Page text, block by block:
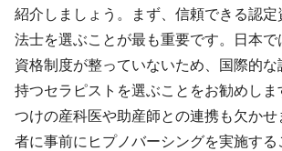
紹介しましょう。まず、信頼できる認定
法士を選ぶことが最も重要です。日本で
資格制度が整っていないため、国際的
持つセラピストを選ぶことをお勧めしま
つけの産科医や助産師との連携も欠か
者に事前にヒプノバーシングを実施す